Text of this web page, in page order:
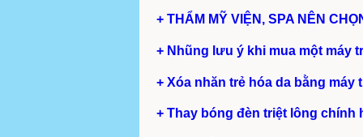
+ THẨM MỸ VIỆN, SPA NÊN
+ Nhũng lưu ý khi mua một máy
+ Xóa nhăn trẻ hóa da bằng máy
+ Thay bóng đèn triệt lông chính